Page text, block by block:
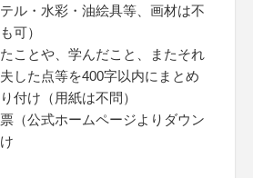
ル・水彩・油絵具等、画材は不
可）
ことや、学んだこと、またそれ
した点等を400字以内にまとめ
付け（用紙は不問）
（公式ホームページよりダウン